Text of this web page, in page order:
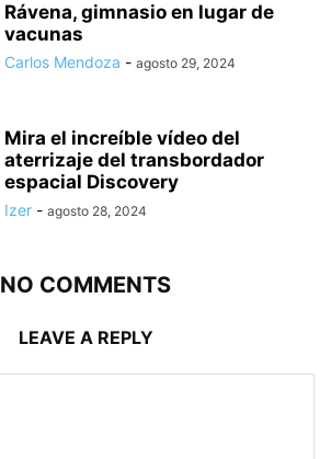
Rávena, gimnasio en lugar de
vacunas
Carlos Mendoza - agosto 29, 2024
Mira el increíble vídeo del
aterrizaje del transbordador
espacial Discovery
Izer - agosto 28, 2024
NO COMMENTS
LEAVE A REPLY